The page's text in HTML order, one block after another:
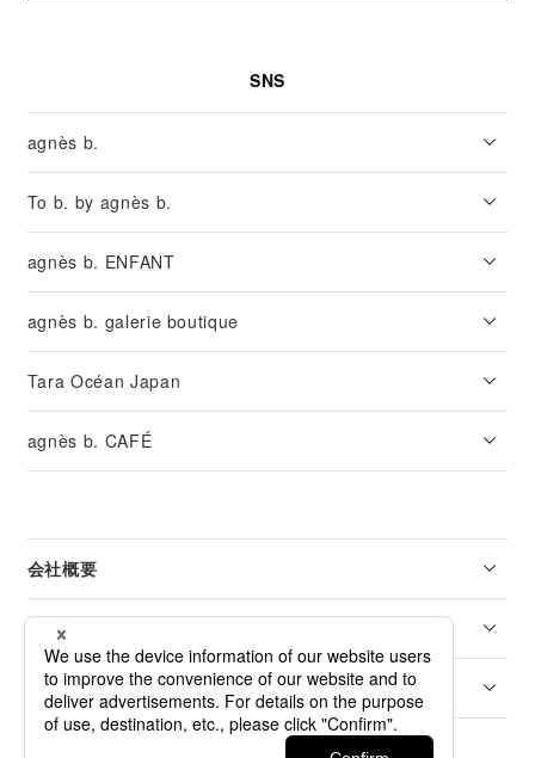
SNS
agnès b.
To b. by agnès b.
agnès b. ENFANT
agnès b. galerie boutique
Tara Océan Japan
agnès b. CAFÉ
会社概要
リーガル
カスタマーサービス